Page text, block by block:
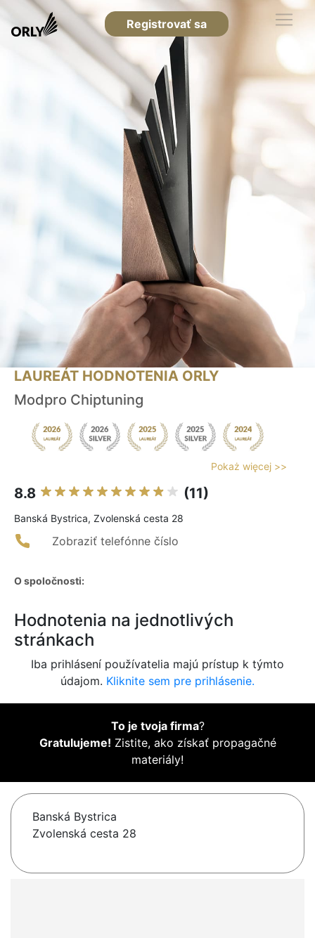
Registrovať sa
LAUREÁT HODNOTENIA ORLY
Modpro Chiptuning
Pokaż więcej >>
8.8 (11)
Banská Bystrica, Zvolenská cesta 28
Zobraziť telefónne číslo
O spoločnosti:
Hodnotenia na jednotlivých
stránkach
Iba prihlásení používatelia majú prístup k týmto
údajom. Kliknite sem pre prihlásenie.
To je tvoja firma?
Gratulujeme! Zistite, ako získať propagačné
materiály!
Banská Bystrica
Zvolenská cesta 28